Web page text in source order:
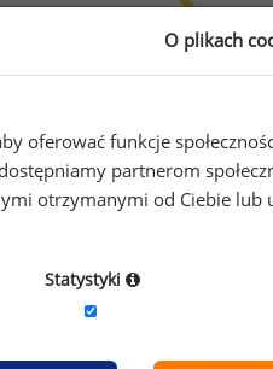
karnety na siłownie
O plikach
oferować funkcje
partnerom
otrzymanymi od Ciebie lub
Statystyki